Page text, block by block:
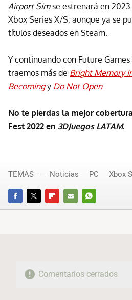
Airport Simse estrenará en
Xbox Series X/S, aunque ya se
títulos deseados en Steam.
Y continuando con Future
traemos más de Bright Memory
Becomingy Do Not Open.
No te pierdas la mejor
Fest 2022 en 3DJuegos LATAM.
FACEBOOKTWITTERFLIPBOARD
E-
WHATSAPP
TEMAS Noticias PC Xbox
Comentarios cerrados